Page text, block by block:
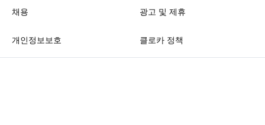
채용 광고 및 제휴
개인정보보호 클로카 정책